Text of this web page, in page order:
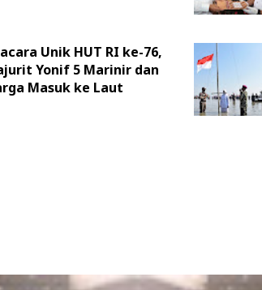
Unik HUT RI ke-76,
Yonif 5 Marinir dan
Masuk ke Laut